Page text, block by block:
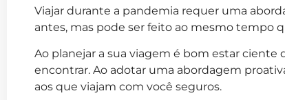
Viajar durante a pandemia requer uma
antes, mas pode ser feito ao mesmo tempo
Ao planejar a sua viagem é bom estar ciente
encontrar. Ao adotar uma abordagem
aos que viajam com você seguros.